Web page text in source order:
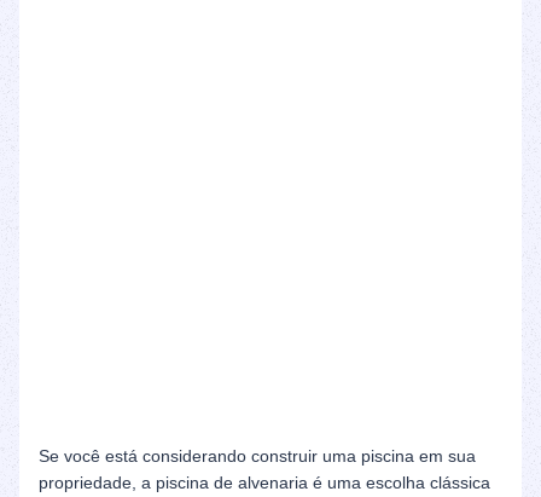
Se você está considerando construir uma piscina em sua
propriedade, a piscina de alvenaria é uma escolha clássica